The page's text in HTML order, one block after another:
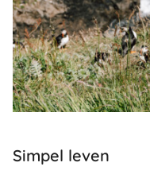
Simpel leven